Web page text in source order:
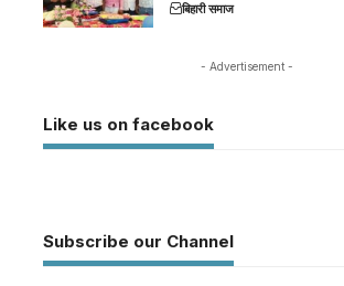
बिहारी समाज
- Advertisement -
Like us on facebook
Subscribe our Channel